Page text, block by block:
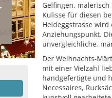
Gelfingen,
Kulisse für diesen
Heideggstrasse
Anziehungspunkt.
unvergleichliche,
Der Weihnachts-
mit einer Vielzahl
handgefertigte und
Necessaires,